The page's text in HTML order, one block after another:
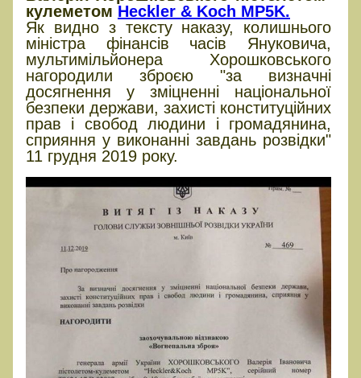
кулеметом Heckler & Koch MP5K.
Як видно з тексту наказу, колишнього
міністра фінансів часів Януковича,
мультимільйонера Хорошковського
нагородили зброєю "за визначні
досягнення у зміцненні національної
безпеки держави, захисті конституційних
прав і свобод людини і громадянина,
сприяння у виконанні завдань розвідки"
11 грудня 2019 року.